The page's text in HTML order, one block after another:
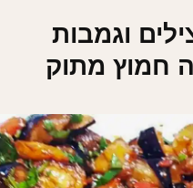
וגמבות
חמוץ מתוק